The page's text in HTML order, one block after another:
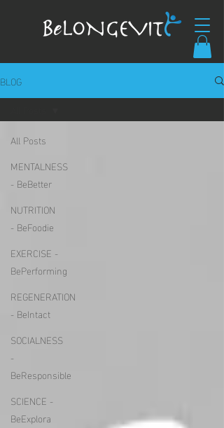
BLOG
All Posts
MENTALNESS
- BeBetter
NUTRITION
- BeFoodie
EXERCISE -
BePerforming
REGENERATION
- BeIntact
SOCIALNESS
-
BeResponsible
SCIENCE -
BeExplora